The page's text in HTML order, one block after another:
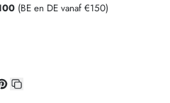
(BE en DE vanaf €150)